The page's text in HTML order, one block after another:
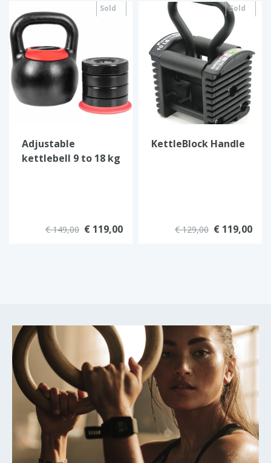
Sold
Adjustable
kettlebell 9 to 18 kg
€ 149,00 € 119,00
Sold
out
KettleBlock Handle
€ 129,00 € 119,00